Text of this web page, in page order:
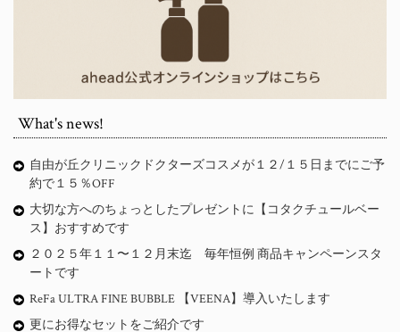
What's news!
自由が丘クリニックドクターズコスメが１２/１５日までにご予
約で１５％OFF
大切な方へのちょっとしたプレゼントに【コタクチュールベー
ス】おすすめです
２０２５年１１〜１２月末迄 毎年恒例 商品キャンペーンスタ
ートです
ReFa ULTRA FINE BUBBLE 【VEENA】導入いたします
更にお得なセットをご紹介です